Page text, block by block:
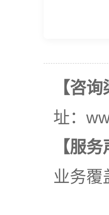
【咨询
址：
【服务
业务覆